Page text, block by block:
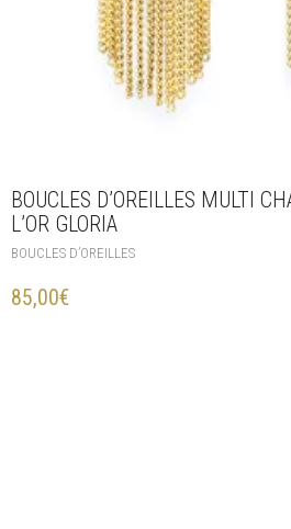
BOUCLES D’OREILLES MULTI
L’OR GLORIA
BOUCLES D’OREILLES
85,00€